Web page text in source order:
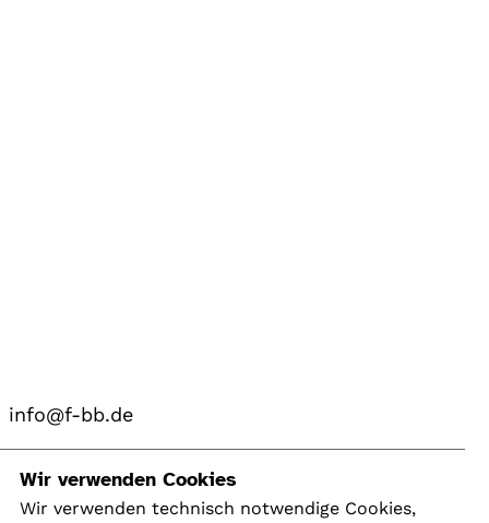
info@f-bb.de
Navigation
Wir verwenden Cookies
Wir verwenden technisch notwendige Cookies,